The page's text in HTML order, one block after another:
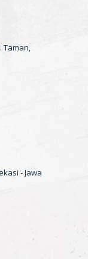
Taman,
- Jawa